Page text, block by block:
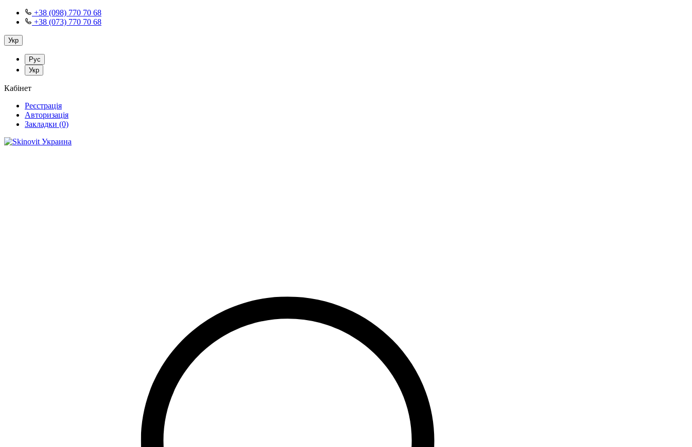
+38 (098) 770 70 68
+38 (073) 770 70 68
Укр
Рус
Укр
Кабінет
Реєстрація
Авторизація
Закладки (0)